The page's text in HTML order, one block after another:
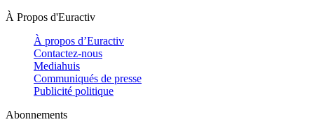
À Propos d'Euractiv
À propos d’Euractiv
Contactez-nous
Mediahuis
Communiqués de presse
Publicité politique
Abonnements